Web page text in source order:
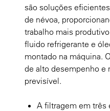
são soluções
de névoa,
trabalho mais
fluido refrigerante e
montado na máquina.
de alto desempenho e
previsível.
A filtragem em três